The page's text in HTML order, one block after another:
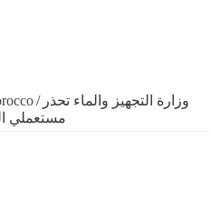
/ وزارة التجهيز والماء تحذر
مستعملي